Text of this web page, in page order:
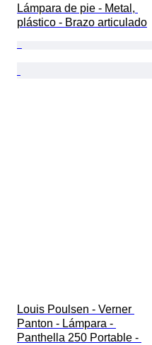
Lámpara de pie - Metal,
plástico - Brazo articulado
Louis Poulsen - Verner
Panton - Lámpara -
Panthella 250 Portable -